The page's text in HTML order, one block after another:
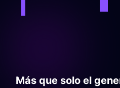
Más que solo el